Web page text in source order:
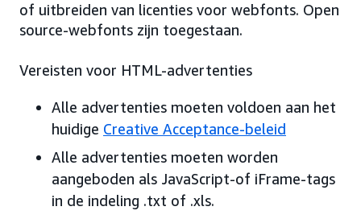
of uitbreiden van licenties voor webfonts. Open
source-webfonts zijn toegestaan.
Vereisten voor HTML-advertenties
Alle advertenties moeten voldoen aan het
huidige Creative Acceptance-beleid
Alle advertenties moeten worden
aangeboden als JavaScript-of iFrame-tags
in de indeling .txt of .xls.